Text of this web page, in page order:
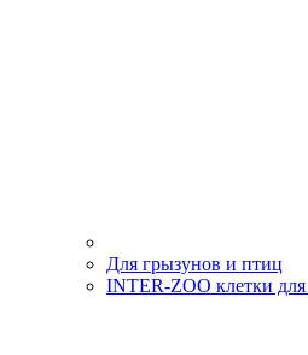
Для грызунов и птиц
INTER-ZOO клетки